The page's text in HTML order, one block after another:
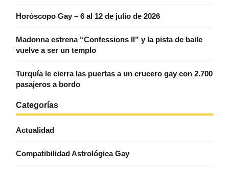
Horóscopo Gay – 6 al 12 de julio de 2026
Madonna estrena “Confessions II” y la pista de baile
vuelve a ser un templo
Turquía le cierra las puertas a un crucero gay con 2.700
pasajeros a bordo
Categorías
Actualidad
Compatibilidad Astrológica Gay